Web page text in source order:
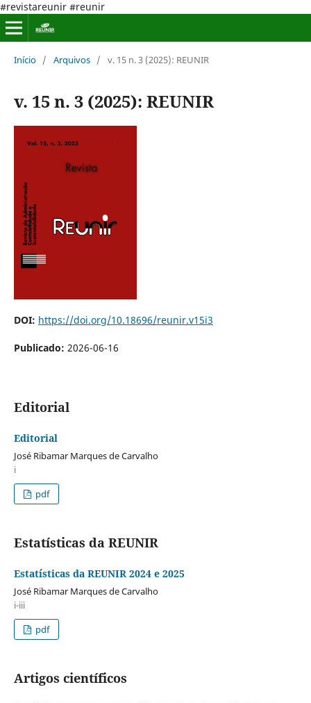
#revistareunir #reunir
Início / Arquivos / v. 15 n. 3 (2025): REUNIR
v. 15 n. 3 (2025): REUNIR
DOI: https://doi.org/10.18696/reunir.v15i3
Publicado: 2026-06-16
Editorial
Editorial
José Ribamar Marques de Carvalho
i
pdf
Estatísticas da REUNIR
Estatísticas da REUNIR 2024 e 2025
José Ribamar Marques de Carvalho
i-iii
pdf
Artigos científicos